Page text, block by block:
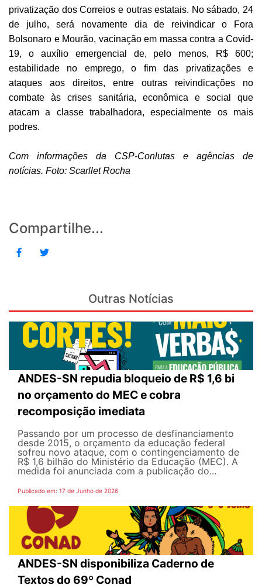
privatização dos Correios e outras estatais. No sábado, 24
de julho, será novamente dia de reivindicar o Fora
Bolsonaro e Mourão, vacinação em massa contra a Covid-
19, o auxílio emergencial de, pelo menos, R$ 600;
estabilidade no emprego, o fim das privatizações e
ataques aos direitos, entre outras reivindicações no
combate às crises sanitária, econômica e social que
atacam a classe trabalhadora, especialmente os mais
podres.
Com informações da CSP-Conlutas e agências de
notícias. Foto: Scarllet Rocha
Compartilhe...
Outras Notícias
ANDES-SN repudia bloqueio de R$ 1,6 bi
no orçamento do MEC e cobra
recomposição imediata
Passando por um processo de desfinanciamento
desde 2015, o orçamento da educação federal
sofreu novo ataque, com o contingenciamento de
R$ 1,6 bilhão do Ministério da Educação (MEC). A
medida foi anunciada com a publicação do...
Publicado em: 17 de Junho de 2026
ANDES-SN disponibiliza Caderno de
Textos do 69º Conad